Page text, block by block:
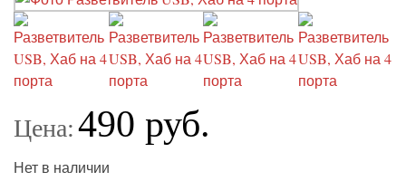
Цена:490 руб.
Нет в наличии